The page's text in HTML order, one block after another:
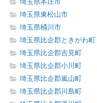
埼玉県本庄市
埼玉県東松山市
埼玉県桶川市
埼玉県比企郡ときがわ町
埼玉県比企郡吉見町
埼玉県比企郡小川町
埼玉県比企郡嵐山町
埼玉県比企郡川島町